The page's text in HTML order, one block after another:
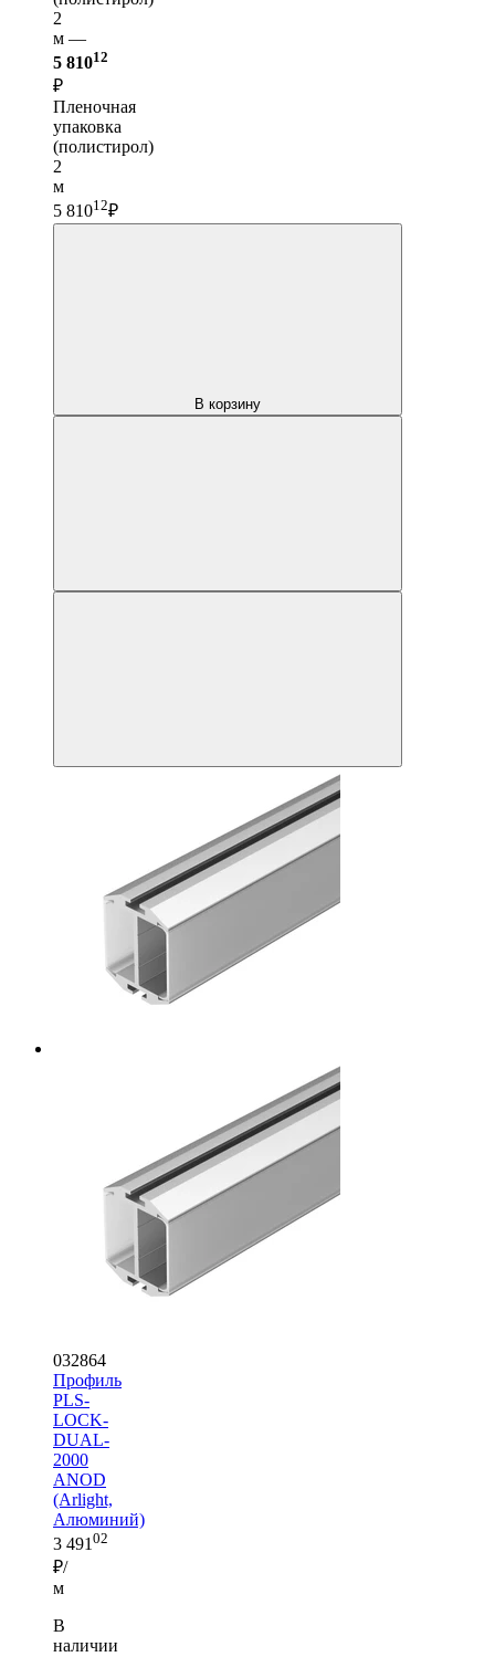
2
м —
5 81012
₽
Пленочная
упаковка
(полистирол)
2
м
5 81012₽
В корзину
032864
Профиль
PLS-
LOCK-
DUAL-
2000
ANOD
(Arlight,
Алюминий)
3 491 02
₽/
м
В
наличии